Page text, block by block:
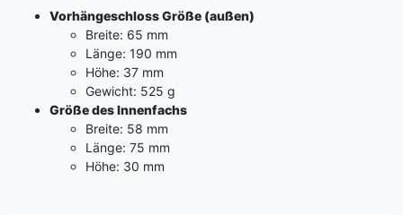
Vorhängeschloss Größe (außen)
Breite: 65 mm
Länge: 190 mm
Höhe: 37 mm
Gewicht: 525 g
Größe des Innenfachs
Breite: 58 mm
Länge: 75 mm
Höhe: 30 mm